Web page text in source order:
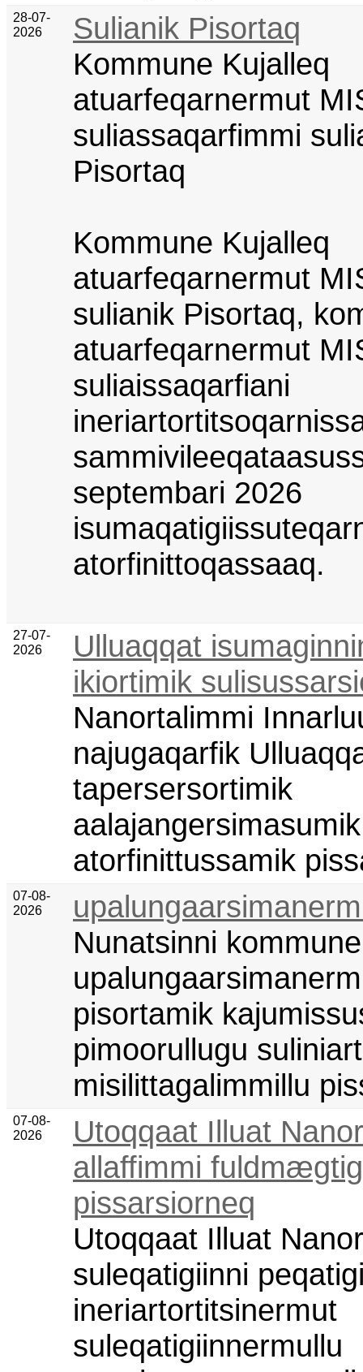
28-07-
2026
Sulianik Pisortaq
Kommune Kujalleq
atuarfeqarnermut
suliassaqarfimmi
Pisortaq
Kommune Kujalleq
atuarfeqarnermut
sulianik Pisortaq,
atuarfeqarnermut
suliaissaqarfiani
septembari 2026
atorfinittoqassaaq.
27-07-
2026
Ulluaqqat
ikiortimik
Nanortalimmi
najugaqarfik
tapersersortimik
aalajangersimasumik
atorfinittussamik
07-08-
2026
Nunatsinni
pisortamik
pimoorullugu
misilittagalimmillu
07-08-
2026
Utoqqaat Illuat
allaffimmi
pissarsiorneq
Utoqqaat Illuat
suleqatigiinni
ineriartortitsinermut
suleqatigiinnermullu